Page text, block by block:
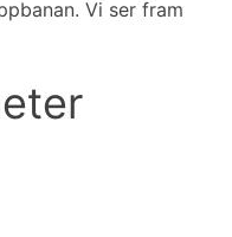
Vi ser fram